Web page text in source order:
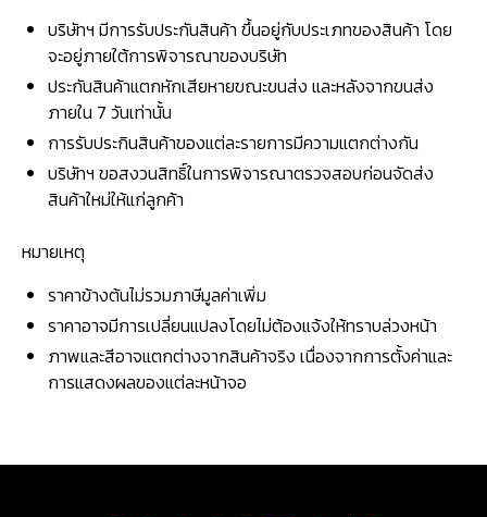
บริษัทฯ มีการรับประกันสินค้า ขึ้นอยู่กับประเภทของสินค้า โดย
จะอยู่ภายใต้การพิจารณาของบริษัท
ประกันสินค้าแตกหักเสียหายขณะขนส่ง และหลังจากขนส่ง
ภายใน 7 วันเท่านั้น
การรับประกินสินค้าของแต่ละรายการมีความแตกต่างกัน
บริษัทฯ ขอสงวนสิทธิ์ในการพิจารณาตรวจสอบก่อนจัดส่ง
สินค้าใหม่ให้แก่ลูกค้า
หมายเหตุ
ราคาข้างต้นไม่รวมภาษีมูลค่าเพิ่ม
ราคาอาจมีการเปลี่ยนแปลงโดยไม่ต้องแจ้งให้ทราบล่วงหน้า
ภาพและสีอาจแตกต่างจากสินค้าจริง เนื่องจากการตั้งค่าและ
การแสดงผลของแต่ละหน้าจอ